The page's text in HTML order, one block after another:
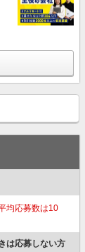
均応募数は10
は応募しない方